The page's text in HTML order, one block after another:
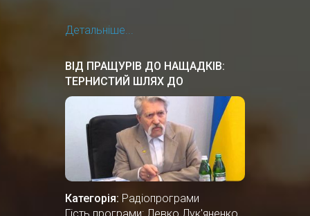
Детальніше...
ВІД ПРАЩУРІВ ДО НАЩАДКІВ:
ТЕРНИСТИЙ ШЛЯХ ДО
НЕЗАЛЕЖНОСТІ
Категорія: Радіопрограми